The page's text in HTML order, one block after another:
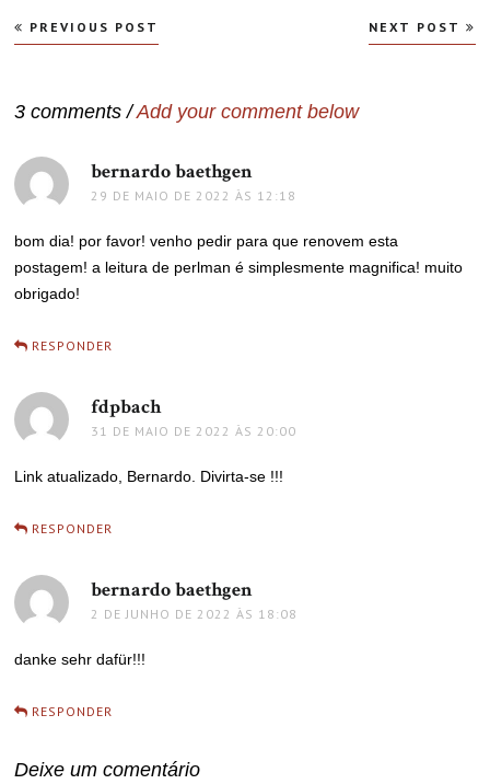
Navegação
de
PREVIOUS POST NEXT POST
3 comments /Add your comment below
bernardo baethgen
29 DE MAIO DE 2022 ÀS 12:18
bom dia! por favor! venho pedir para que renovem esta
postagem! a leitura de perlman é simplesmente magnifica! muito
obrigado!
RESPONDER
fdpbachdisse:
31 DE MAIO DE 2022 ÀS 20:00
Link atualizado, Bernardo. Divirta-se !!!
RESPONDER
bernardo baethgen
2 DE JUNHO DE 2022 ÀS 18:08
danke sehr dafür!!!
RESPONDER
Deixe um comentário